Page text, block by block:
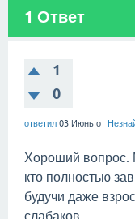
1 Ответ
1
0
ответил 03 Июнь от
Хороший вопрос.
кто полностью
будучи даже
слабаков.